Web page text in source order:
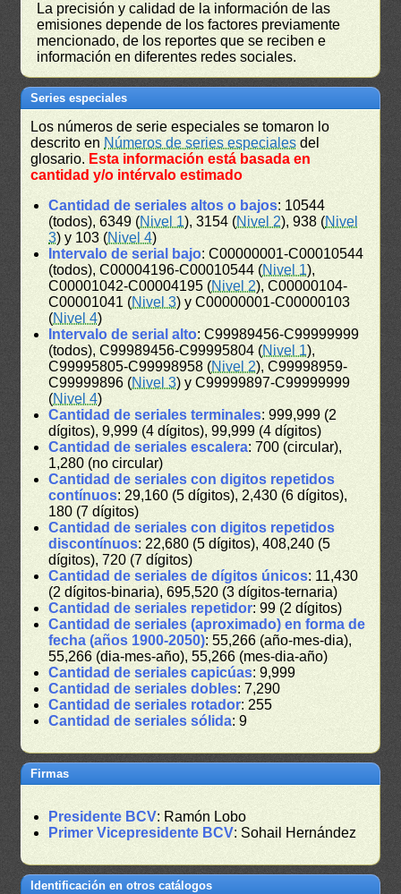
La precisión y calidad de la información de las
emisiones depende de los factores previamente
mencionado, de los reportes que se reciben e
información en diferentes redes sociales.
Series especiales
Los números de serie especiales se tomaron lo
descrito en Números de series especiales del
glosario. Esta información está basada en
cantidad y/o intérvalo estimado
Cantidad de seriales altos o bajos: 10544
(todos), 6349 (Nivel 1), 3154 (Nivel 2), 938 (Nivel
3) y 103 (Nivel 4)
Intervalo de serial bajo: C00000001-C00010544
(todos), C00004196-C00010544 (Nivel 1),
C00001042-C00004195 (Nivel 2), C00000104-
C00001041 (Nivel 3) y C00000001-C00000103
(Nivel 4)
Intervalo de serial alto: C99989456-C99999999
(todos), C99989456-C99995804 (Nivel 1),
C99995805-C99998958 (Nivel 2), C99998959-
C99999896 (Nivel 3) y C99999897-C99999999
(Nivel 4)
Cantidad de seriales terminales: 999,999 (2
dígitos), 9,999 (4 dígitos), 99,999 (4 dígitos)
Cantidad de seriales escalera: 700 (circular),
1,280 (no circular)
Cantidad de seriales con digitos repetidos
contínuos: 29,160 (5 dígitos), 2,430 (6 dígitos),
180 (7 dígitos)
Cantidad de seriales con digitos repetidos
discontínuos: 22,680 (5 dígitos), 408,240 (5
dígitos), 720 (7 dígitos)
Cantidad de seriales de dígitos únicos: 11,430
(2 dígitos-binaria), 695,520 (3 dígitos-ternaria)
Cantidad de seriales repetidor: 99 (2 dígitos)
Cantidad de seriales (aproximado) en forma de
fecha (años 1900-2050): 55,266 (año-mes-dia),
55,266 (dia-mes-año), 55,266 (mes-dia-año)
Cantidad de seriales capicúas: 9,999
Cantidad de seriales dobles: 7,290
Cantidad de seriales rotador: 255
Cantidad de seriales sólida: 9
Firmas
Presidente BCV: Ramón Lobo
Primer Vicepresidente BCV: Sohail Hernández
Identificación en otros catálogos